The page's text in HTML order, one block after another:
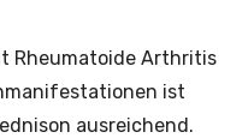
Rheumatoide Arthritis
ist
ausreichend.